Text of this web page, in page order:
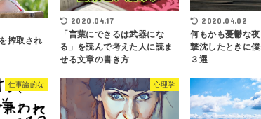
搾取され
2020.04.17
「言葉にできるは武器にな
る」を読んで考えた人に読ま
せる文章の書き方
2020.04.02
何もかも憂鬱な
撃沈したときに
３選
仕事論的な 心理学